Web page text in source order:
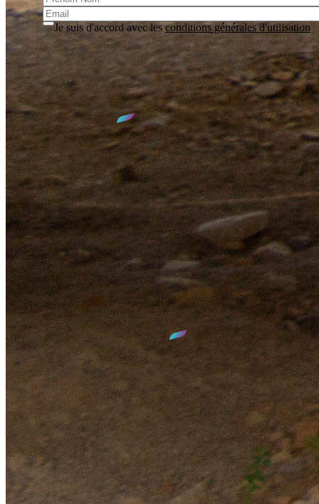
Je suis d'accord avec lesconditions générales d'utilisation
S'inscrire
Accès
SIED 70
1 rue Max DEVAUX
70000 VESOUL
03.84.77.00.00
contact@sied70.fr
Nous vous accueillonsdu lundi au vendredi
14h00 à 17h30
SIED 70 - Territoire d'énergie du département de la Haute-Saône